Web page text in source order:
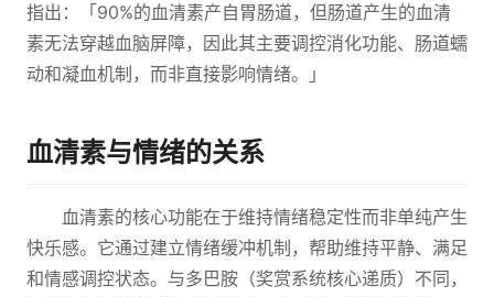
指出：「90%的血清素产自胃肠道，但肠道产生的血清
素无法穿越血脑屏障，因此其主要调控消化功能、肠道蠕
动和凝血机制，而非直接影响情绪。」
血清素与情绪的关系
血清素的核心功能在于维持情绪稳定性而非单纯产生
快乐感。它通过建立情绪缓冲机制，帮助维持平静、满足
和情感调控状态。与多巴胺（奖赏系统核心递质）不同，